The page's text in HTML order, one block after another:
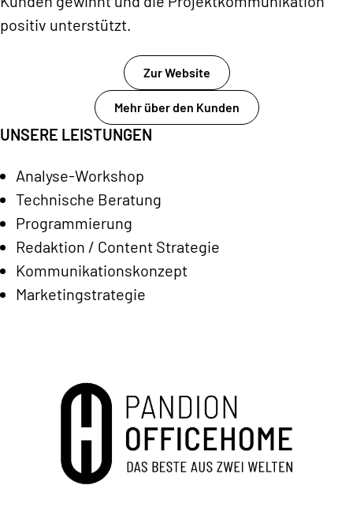
positiv unterstützt.
Zur Website
Mehr über den Kunden
UNSERE LEISTUNGEN
Analyse-Workshop
Technische Beratung
Programmierung
Redaktion / Content Strategie
Kommunikationskonzept
Marketingstrategie